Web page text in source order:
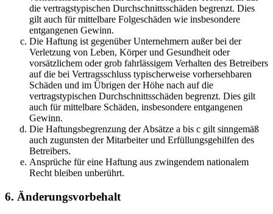
die vertragstypischen Durchschnittsschäden begrenzt. Dies
gilt auch für mittelbare Folgeschäden wie insbesondere
entgangenen Gewinn.
Die Haftung ist gegenüber Unternehmern außer bei der
Verletzung von Leben, Körper und Gesundheit oder
vorsätzlichem oder grob fahrlässigem Verhalten des Betreibers
auf die bei Vertragsschluss typischerweise vorhersehbaren
Schäden und im Übrigen der Höhe nach auf die
vertragstypischen Durchschnittsschäden begrenzt. Dies gilt
auch für mittelbare Schäden, insbesondere entgangenen
Gewinn.
Die Haftungsbegrenzung der Absätze a bis c gilt sinngemäß
auch zugunsten der Mitarbeiter und Erfüllungsgehilfen des
Betreibers.
Ansprüche für eine Haftung aus zwingendem nationalem
Recht bleiben unberührt.
6. Änderungsvorbehalt